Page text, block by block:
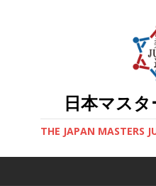
日本マス
THE JAPAN MASTERS